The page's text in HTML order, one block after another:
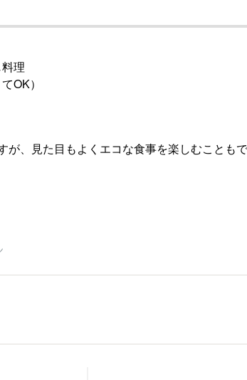
理
OK）
、見た目もよくエコな食事を楽しむこともで